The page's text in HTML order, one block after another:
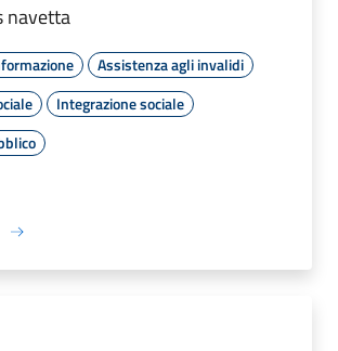
navetta
Assistenza agli invalidi
Integrazione sociale